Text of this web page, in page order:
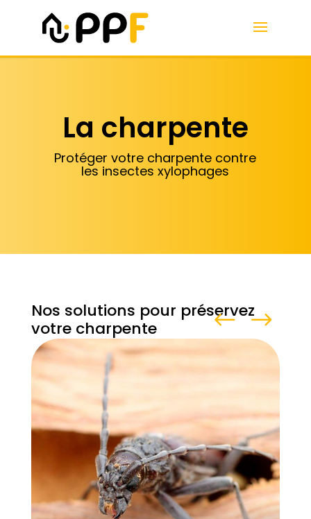
La charpente
Protéger votre charpente contre
les insectes xylophages
Nos solutions pour préservez
votre charpente